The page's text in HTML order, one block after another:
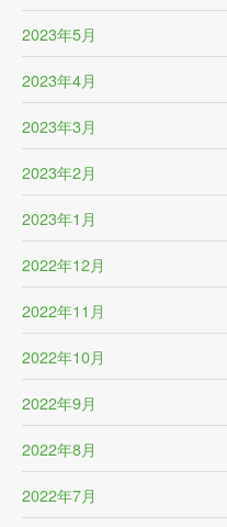
2023年5月
2023年4月
2023年3月
2023年2月
2023年1月
2022年12月
2022年11月
2022年10月
2022年9月
2022年8月
2022年7月